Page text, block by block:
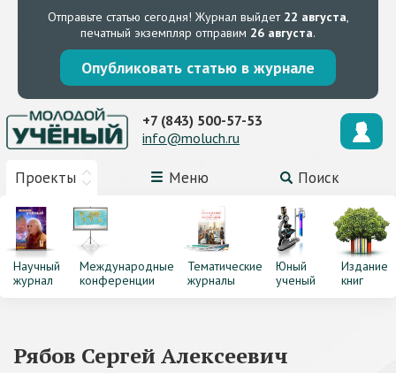
Отправьте статью сегодня! Журнал выйдет 22 августа,
печатный экземпляр отправим 26 августа.
Опубликовать статью в журнале
Проекты Меню Поиск
+7 (843) 500-57-53
info@moluch.ru
Научный
журнал
Международные
конференции
Тематические
журналы
Юный
ученый
Издание
книг
Рябов Сергей Алексеевич